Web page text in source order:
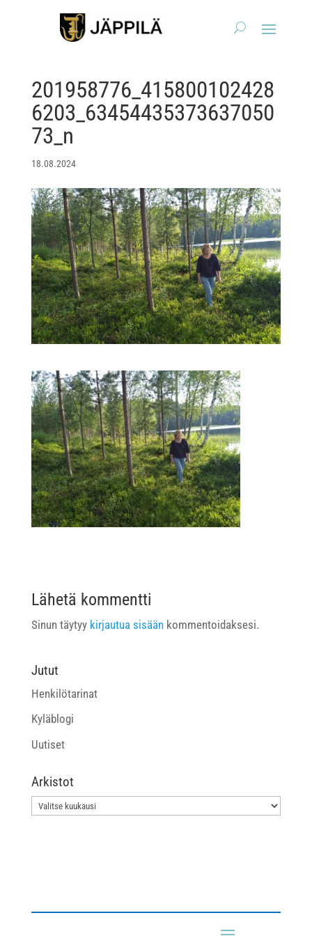
201958776_415800102428
6203_63454435373637050
73_n
18.08.2024
Lähetä kommentti
Sinun täytyy kirjautua sisäänkommentoidaksesi.
Jutut
Henkilötarinat
Kyläblogi
Uutiset
Arkistot
Arkistot